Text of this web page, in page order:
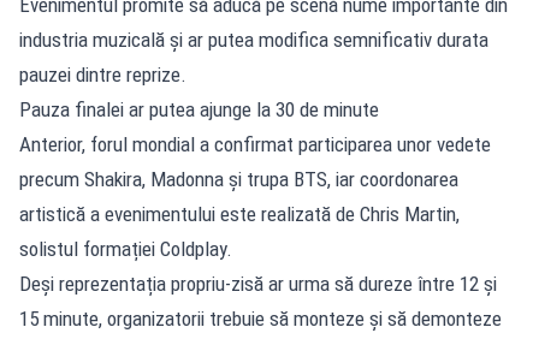
industria muzicală și ar putea modifica semnificativ durata
pauzei dintre reprize.
Pauza finalei ar putea ajunge la 30 de minute
Anterior, forul mondial a confirmat participarea unor vedete
precum Shakira, Madonna și trupa BTS, iar coordonarea
artistică a evenimentului este realizată de Chris Martin,
solistul formației Coldplay.
Deși reprezentația propriu-zisă ar urma să dureze între 12 și
15 minute, organizatorii trebuie să monteze și să demonteze